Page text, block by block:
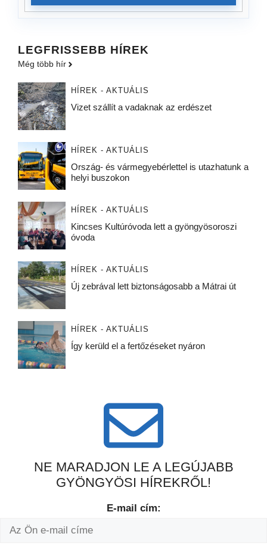
LEGFRISSEBB HÍREK
Még több hír
HÍREK - AKTUÁLIS
Vizet szállít a vadaknak az erdészet
HÍREK - AKTUÁLIS
Ország- és vármegyebérlettel is utazhatunk a
helyi buszokon
HÍREK - AKTUÁLIS
Kincses Kultúróvoda lett a gyöngyösoroszi
óvoda
HÍREK - AKTUÁLIS
Új zebrával lett biztonságosabb a Mátrai út
HÍREK - AKTUÁLIS
Így kerüld el a fertőzéseket nyáron
NE MARADJON LE A LEGÚJABB
GYÖNGYÖSI HÍREKRŐL!
E-mail cím: